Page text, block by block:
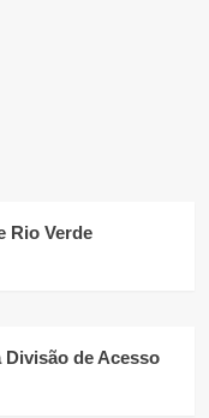
Rio Verde
de Acesso